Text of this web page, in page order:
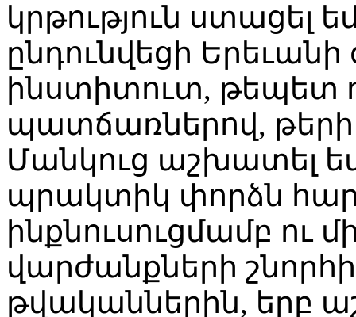
կրթություն ստացել
ընդունվեցի
ինստիտուտ, թեպետ
պատճառներով, թերի
Մանկուց աշխատել
պրակտիկ փորձն
ինքնուսուցմամբ
վարժանքների
թվականներին, երբ